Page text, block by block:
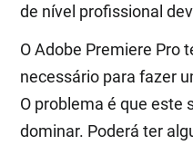
de nível profissional
O Adobe Premiere Pro
necessário para fazer
O problema é que este
dominar. Poderá ter